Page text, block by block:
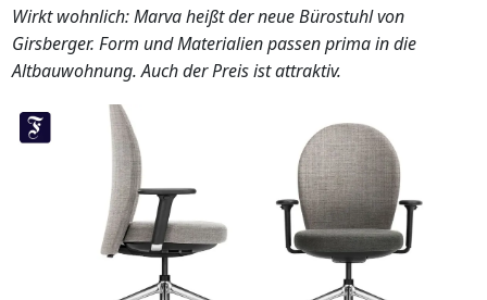
Wirkt wohnlich: Marva heißt der neue Bürostuhl von
Girsberger. Form und Materialien passen prima in die
Altbauwohnung. Auch der Preis ist attraktiv.